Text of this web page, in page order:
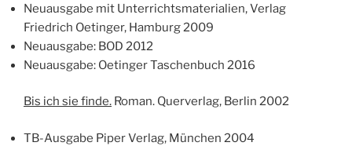
Neuausgabe mit Unterrichtsmaterialien, Verlag
Friedrich Oetinger, Hamburg 2009
Neuausgabe: BOD 2012
Neuausgabe: Oetinger Taschenbuch 2016
Bis ich sie finde. Roman. Querverlag, Berlin 2002
TB-Ausgabe Piper Verlag, München 2004